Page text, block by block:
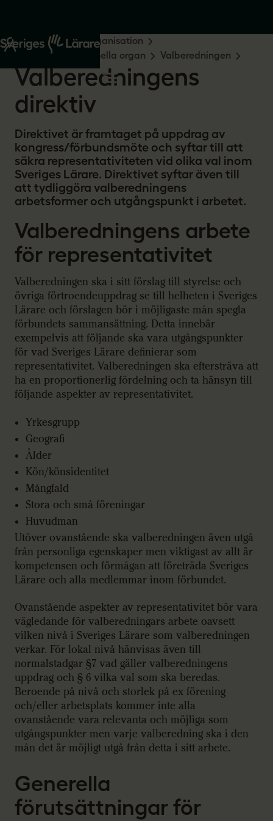
Start Om oss
Organisation
Kongressen och nationella organ
Valberedningen
Valberedningens
direktiv
Direktivet är framtaget på uppdrag av
kongress/förbundsmöte och syftar till att
säkra representativiteten vid olika val inom
Sveriges Lärare. Direktivet syftar även till
att tydliggöra valberedningens
arbetsformer och utgångspunkt i arbetet.
Valberedningens arbete
för representativitet
Valberedningen ska i sitt förslag till styrelse och
övriga förtroendeuppdrag se till helheten i Sveriges
Lärare och förslagen bör i möjligaste mån spegla
förbundets sammansättning. Detta innebär
exempelvis att följande ska vara utgångspunkter
för vad Sveriges Lärare definierar som
representativitet. Valberedningen ska eftersträva att
ha en proportionerlig fördelning och ta hänsyn till
följande aspekter av representativitet.
Yrkesgrupp
Geografi
Ålder
Kön/könsidentitet
Mångfald
Stora och små föreningar
Huvudman
Utöver ovanstående ska valberedningen även utgå
från personliga egenskaper men viktigast av allt är
kompetensen och förmågan att företräda Sveriges
Lärare och alla medlemmar inom förbundet.
Ovanstående aspekter av representativitet bör vara
vägledande för valberedningars arbete oavsett
vilken nivå i Sveriges Lärare som valberedningen
verkar. För lokal nivå hänvisas även till
normalstadgar §7 vad gäller valberedningens
uppdrag och § 6 vilka val som ska beredas.
Beroende på nivå och storlek på ex förening
och/eller arbetsplats kommer inte alla
ovanstående vara relevanta och möjliga som
utgångspunkter men varje valberedning ska i den
mån det är möjligt utgå från detta i sitt arbete.
Generella
förutsättningar för